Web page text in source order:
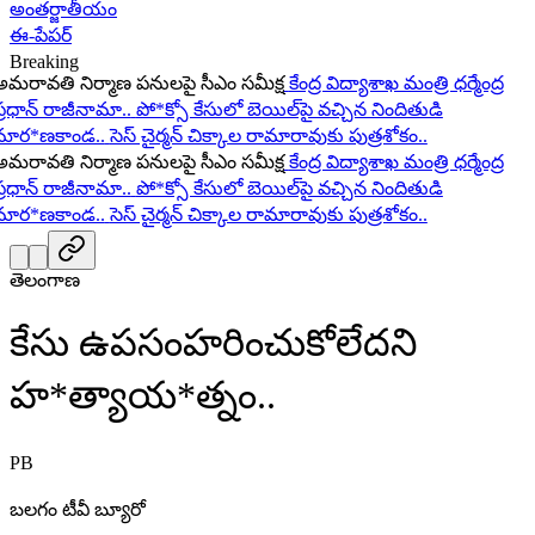
అంతర్జాతీయం
ఈ-పేపర్
Breaking
నిర్మాణ పనులపై సీఎం సమీక్ష కేంద్ర విద్యాశాఖ మంత్రి ధర్మేంద్ర
రాజీనామా.. పో*క్సో కేసులో బెయిల్‌పై వచ్చిన నిందితుడి
సెస్ చైర్మన్ చిక్కాల రామారావుకు పుత్రశోకం..
నిర్మాణ పనులపై సీఎం సమీక్ష కేంద్ర విద్యాశాఖ మంత్రి ధర్మేంద్ర
రాజీనామా.. పో*క్సో కేసులో బెయిల్‌పై వచ్చిన నిందితుడి
సెస్ చైర్మన్ చిక్కాల రామారావుకు పుత్రశోకం..
తెలంగాణ
కేసు ఉపసంహరించుకోలేదని
హ*త్యాయ*త్నం..
PB
బలగం టీవీ బ్యూరో